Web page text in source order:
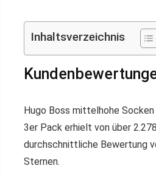
Inhaltsverzeichnis
Hugo Boss mittelhohe
3er Pack erhielt von über
durchschnittliche Bewertung
Sternen.